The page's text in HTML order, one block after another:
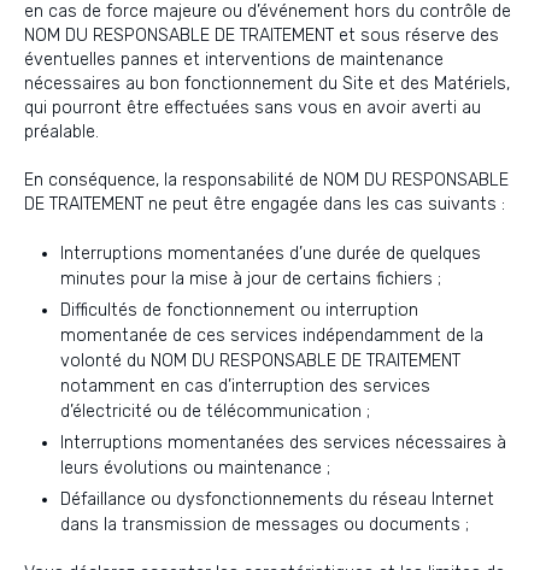
en cas de force majeure ou d’événement hors du contrôle de
NOM DU RESPONSABLE DE TRAITEMENT et sous réserve des
éventuelles pannes et interventions de maintenance
nécessaires au bon fonctionnement du Site et des Matériels,
qui pourront être effectuées sans vous en avoir averti au
préalable.
En conséquence, la responsabilité de NOM DU RESPONSABLE
DE TRAITEMENT ne peut être engagée dans les cas suivants :
Interruptions momentanées d’une durée de quelques
minutes pour la mise à jour de certains fichiers ;
Difficultés de fonctionnement ou interruption
momentanée de ces services indépendamment de la
volonté du NOM DU RESPONSABLE DE TRAITEMENT
notamment en cas d’interruption des services
d’électricité ou de télécommunication ;
Interruptions momentanées des services nécessaires à
leurs évolutions ou maintenance ;
Défaillance ou dysfonctionnements du réseau Internet
dans la transmission de messages ou documents ;